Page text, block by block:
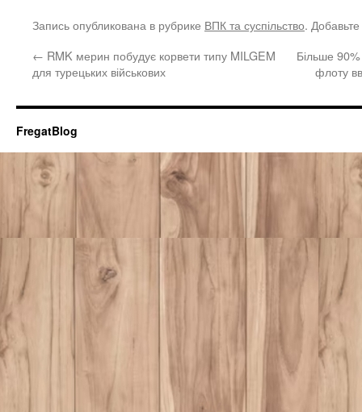
Запись опубликована в рубрике ВПК та суспільство.
← RMK мерин побудує корвети типу MILGEM
для турецьких військових
Більше
флоту
FregatBlog